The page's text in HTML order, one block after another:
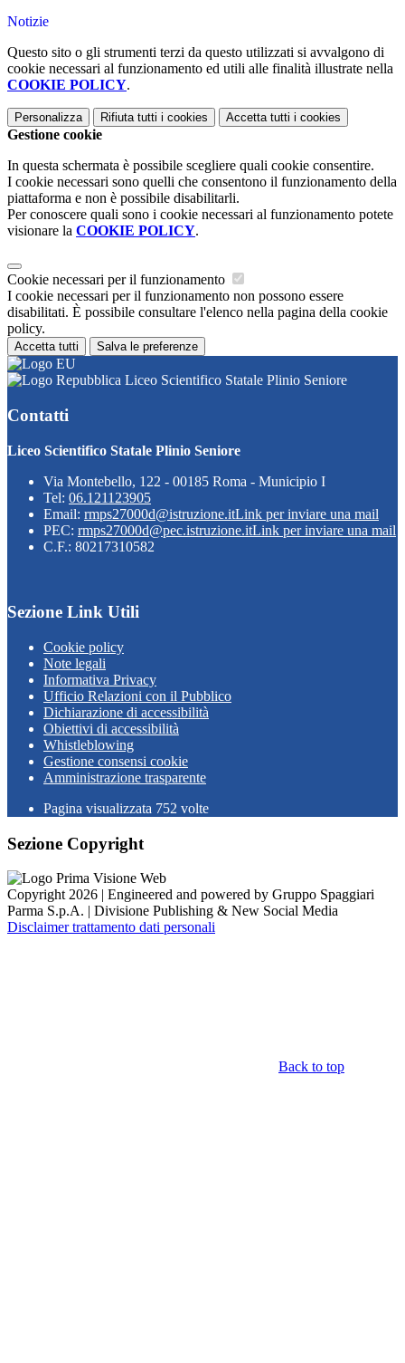
Notizie
Questo sito o gli strumenti terzi da questo utilizzati si avvalgono di
cookie necessari al funzionamento ed utili alle finalità illustrate nella
COOKIE POLICY.
Personalizza Rifiuta tutti i cookies Accetta tutti i cookies
Gestione cookie
In questa schermata è possibile scegliere quali cookie consentire.
I cookie necessari sono quelli che consentono il funzionamento della
piattaforma e non è possibile disabilitarli.
Per conoscere quali sono i cookie necessari al funzionamento potete
visionare la COOKIE POLICY.
Cookie necessari per il funzionamento
I cookie necessari per il funzionamento non possono essere
disabilitati. È possibile consultare l'elenco nella pagina della cookie
policy.
Accetta tutti Salva le preferenze
Liceo Scientifico Statale Plinio Seniore
Contatti
Liceo Scientifico Statale Plinio Seniore
Via Montebello, 122 - 00185 Roma - Municipio I
Tel: 06.121123905
Email: rmps27000d@istruzione.itLink per inviare una mail
PEC: rmps27000d@pec.istruzione.itLink per inviare una mail
C.F.: 80217310582
Sezione Link Utili
Cookie policy
Note legali
Informativa Privacy
Ufficio Relazioni con il Pubblico
Dichiarazione di accessibilità
Obiettivi di accessibilità
Whistleblowing
Gestione consensi cookie
Amministrazione trasparente
Pagina visualizzata 752 volte
Sezione Copyright
Copyright 2026 | Engineered and powered by Gruppo Spaggiari
Parma S.p.A. | Divisione Publishing & New Social Media
Disclaimer trattamento dati personali
Back to top